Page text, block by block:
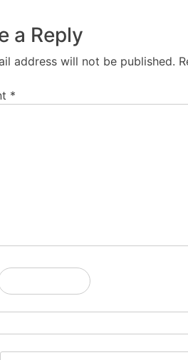
a Reply
address will not be published.
*